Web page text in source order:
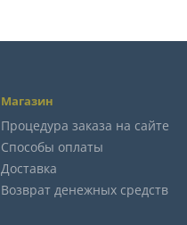
Магазин
Процедура заказа на сайте
Способы оплаты
Доставка
Возврат денежных средств